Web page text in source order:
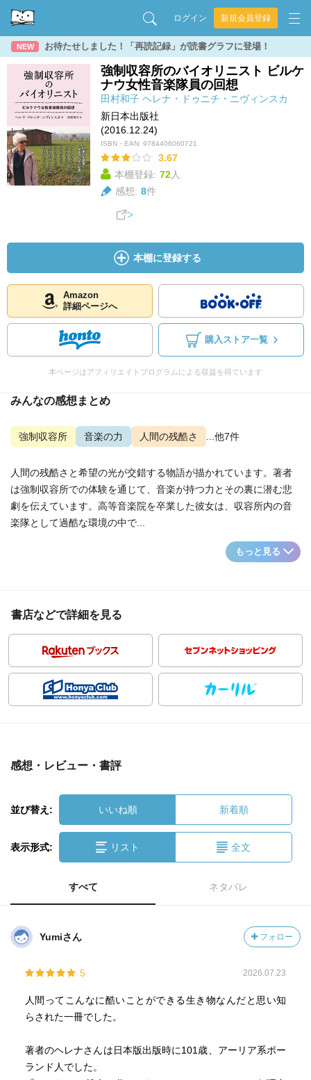
ログイン 新規会員登録
NEW お待たせしました！「再読記録」が読書グラフに登場！
強制収容所のバイオリニスト ビルケ
ナウ女性音楽隊員の回想
田村和子 ヘレナ・ドゥニチ・ニヴィンスカ
新日本出版社
(2016.12.24)
ISBN・EAN: 9784406060721
3.67
本棚登録: 72人
感想: 8件
本棚に登録する
Amazon
詳細ページへ
購入ストア一覧
本ページはアフィリエイトプログラムによる収益を得ています
みんなの感想まとめ
強制収容所 音楽の力 人間の残酷さ ...他7件
人間の残酷さと希望の光が交錯する物語が描かれています。著者
は強制収容所での体験を通じて、音楽が持つ力とその裏に潜む悲
劇を伝えています。高等音楽院を卒業した彼女は、収容所内の音
楽隊として過酷な環境の中で...
もっと見る
書店などで詳細を見る
感想・レビュー・書評
並び替え: いいね順 新着順
表示形式: リスト 全文
すべて ネタバレ
Yumiさん フォロー
5 2026.07.23
人間ってこんなに酷いことができる生き物なんだと思い知
らされた一冊でした。
著者のヘレナさんは日本版出版時に101歳、アーリア系ポー
ランド人でした。